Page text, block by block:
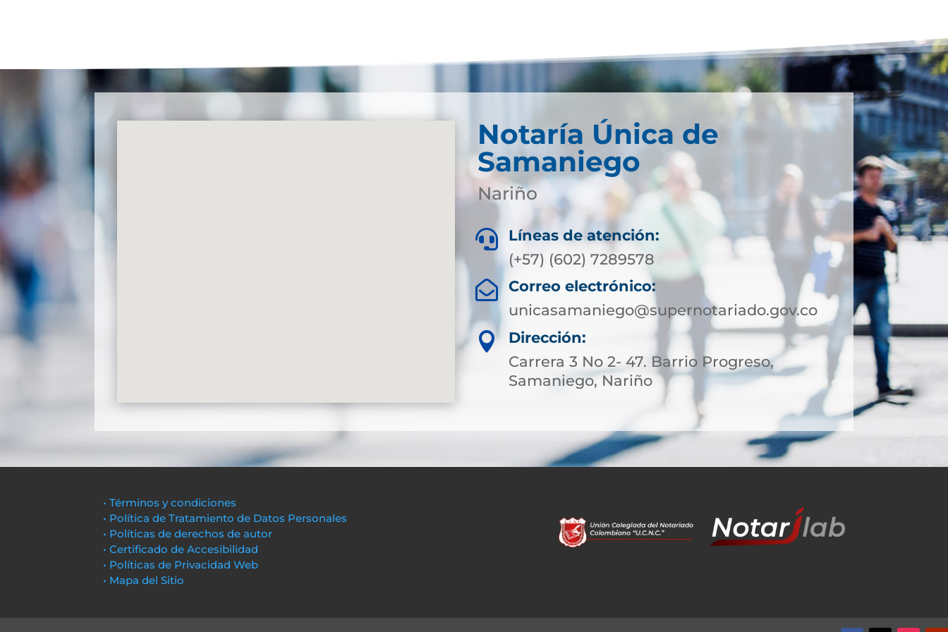
Notaría Única de
Samaniego
Nariño

Líneas de atención:
(+57) (602) 7289578

Correo electrónico:
unicasamaniego@supernotariado.gov.co

Dirección:
Carrera 3 No 2- 47. Barrio Progreso,
Samaniego, Nariño
• Términos y condiciones
• Política de Tratamiento de Datos Personales
• Políticas de derechos de autor
• Certificado de Accesibilidad
• Políticas de Privacidad Web
• Mapa del Sitio